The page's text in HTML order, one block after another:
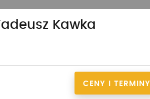
Kawka
CENY I TERMINY